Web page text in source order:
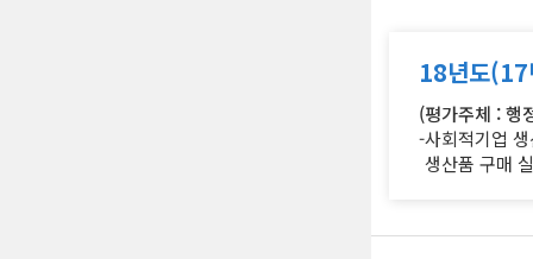
18년도
(평가주체 : 행
-사회적기업
생산품 구매